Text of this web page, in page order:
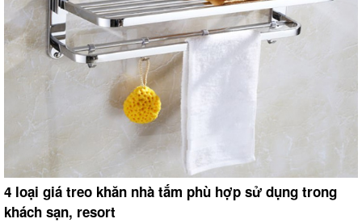
4 loại giá treo khăn nhà tắm phù hợp sử dụng trong
khách sạn, resort